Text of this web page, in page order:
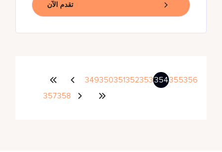
تقدم الآن
349350351352353354355356
357358